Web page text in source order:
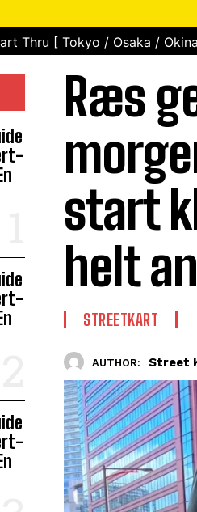
Thru [ Tokyo / Osaka /
Ræs
start
helt
STREETKART
AUTHOR: Street